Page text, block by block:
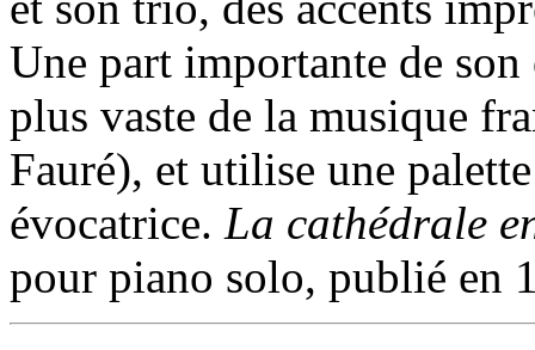
Une part importante de
plus vaste de la musique
Fauré), et utilise une
évocatrice. La cathédrale
pour piano solo, publié en